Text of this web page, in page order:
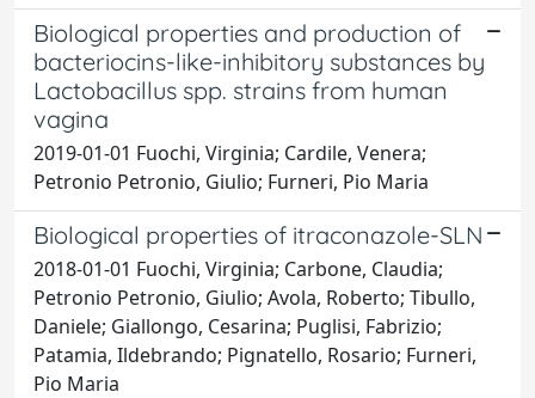
Biological properties and production of
bacteriocins-like-inhibitory substances by
Lactobacillus spp. strains from human
vagina
2019-01-01 Fuochi, Virginia; Cardile, Venera;
Petronio Petronio, Giulio; Furneri, Pio Maria
Biological properties of itraconazole-SLN
2018-01-01 Fuochi, Virginia; Carbone, Claudia;
Petronio Petronio, Giulio; Avola, Roberto; Tibullo,
Daniele; Giallongo, Cesarina; Puglisi, Fabrizio;
Patamia, Ildebrando; Pignatello, Rosario; Furneri,
Pio Maria